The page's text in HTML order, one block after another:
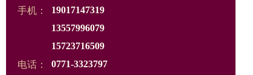
手机：
19017147319
13557996079
15723716509
电话： 0771-3323797